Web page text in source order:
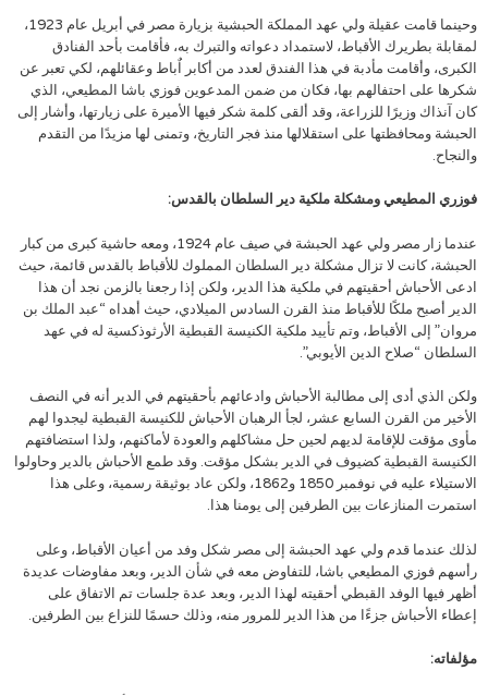
وحينما قامت عقيلة ولي عهد المملكة الحبشية بزيارة مصر في أبريل عام 1923،
لمقابلة بطريرك الأقباط، لاستمداد دعواته والتبرك به، فأقامت بأحد الفنادق
الكبرى، وأقامت مأدبة في هذا الفندق لعدد من أكابر اٌباط وعقائلهم، لكي تعبر عن
شكرها على احتفالهم بها، فكان من ضمن المدعوين فوزي باشا المطيعي، الذي
كان آنذاك وزيرًا للزراعة، وقد ألقى كلمة شكر فيها الأميرة على زيارتها، وأشار إلى
الحبشة ومحافظتها على استقلالها منذ فجر التاريخ، وتمنى لها مزيدًا من التقدم
والنجاح.
فوزري المطيعي ومشكلة ملكية دير السلطان بالقدس:
عندما زار مصر ولي عهد الحبشة في صيف عام 1924، ومعه حاشية كبرى من كبار
الحبشة، كانت لا تزال مشكلة دير السلطان المملوك للأقباط بالقدس قائمة، حيث
ادعى الأحباش أحقيتهم في ملكية هذا الدير، ولكن إذا رجعنا بالزمن نجد أن هذا
الدير أصبح ملكًا للأقباط منذ القرن السادس الميلادي، حيث أهداه “عبد الملك بن
مروان” إلى الأقباط، وتم تأييد ملكية الكنيسة القبطية الأرثوذكسية له في عهد
السلطان “صلاح الدين الأيوبي”.
ولكن الذي أدى إلى مطالبة الأحباش وادعائهم بأحقيتهم في الدير أنه في النصف
الأخير من القرن السابع عشر، لجأ الرهبان الأحباش للكنيسة القبطية ليجدوا لهم
مأوى مؤقت للإقامة لديهم لحين حل مشاكلهم والعودة لأماكنهم، ولذا استضافتهم
الكنيسة القبطية كضيوف في الدير بشكل مؤقت. وقد طمع الأحباش بالدير وحاولوا
الاستيلاء عليه في نوفمبر 1850 و1862، ولكن عاد بوثيقة رسمية، وعلى هذا
استمرت المنازعات بين الطرفين إلى يومنا هذا.
لذلك عندما قدم ولي عهد الحبشة إلى مصر شكل وفد من أعيان الأقباط، وعلى
رأسهم فوزي المطيعي باشا، للتفاوض معه في شأن الدير، وبعد مفاوضات عديدة
أظهر فيها الوفد القبطي أحقيته لهذا الدير، وبعد عدة جلسات تم الاتفاق على
إعطاء الأحباش جزءًا من هذا الدير للمرور منه، وذلك حسمًا للنزاع بين الطرفين.
مؤلفاته: